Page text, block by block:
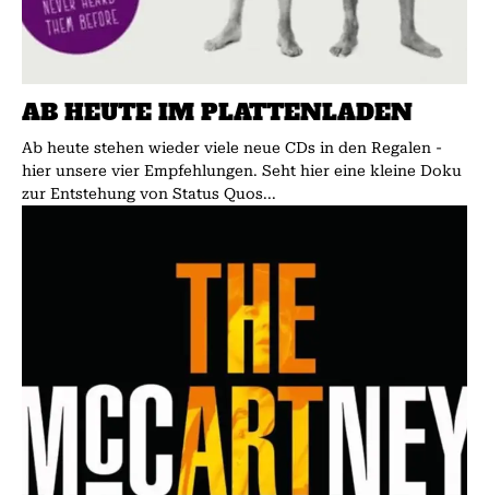
AB HEUTE IM PLATTENLADEN
Ab heute stehen wieder viele neue CDs in den Regalen -
hier unsere vier Empfehlungen. Seht hier eine kleine Doku
zur Entstehung von Status Quos...